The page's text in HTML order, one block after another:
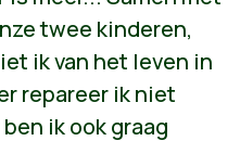
twee kinderen,
ik van het leven in
repareer ik niet
ik ook graag